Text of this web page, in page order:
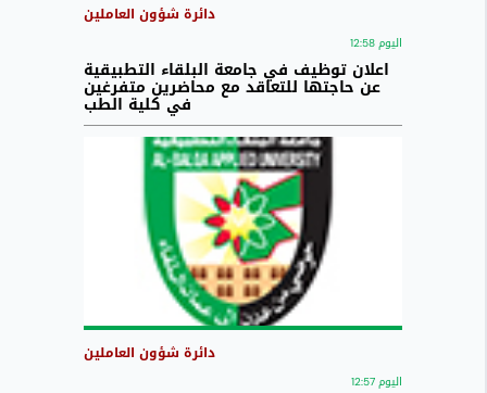
دائرة شؤون العاملين
اليوم 12:58
اعلان توظيف في جامعة البلقاء التطبيقية
عن حاجتها للتعاقد مع محاضرين متفرغين
في كلية الطب
دائرة شؤون العاملين
اليوم 12:57